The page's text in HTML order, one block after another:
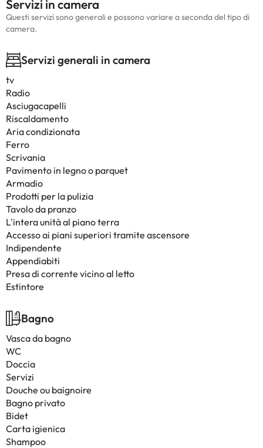
Servizi in camera
Questi servizi sono generali e possono variare a seconda del tipo di
camera.
Servizi generali in camera
tv
Radio
Asciugacapelli
Riscaldamento
Aria condizionata
Ferro
Scrivania
Pavimento in legno o parquet
Armadio
Prodotti per la pulizia
Tavolo da pranzo
L'intera unità al piano terra
Accesso ai piani superiori tramite ascensore
Indipendente
Appendiabiti
Presa di corrente vicino al letto
Estintore
Bagno
Vasca da bagno
WC
Doccia
Servizi
Douche ou baignoire
Bagno privato
Bidet
Carta igienica
Shampoo